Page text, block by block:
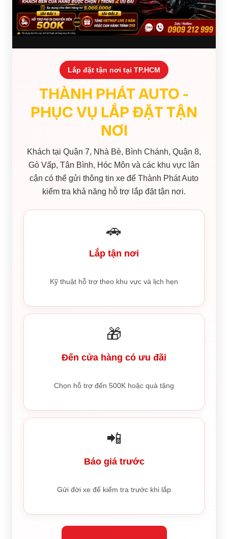
Lắp đặt tận nơi tại TP.HCM
THÀNH PHÁT AUTO -
PHỤC VỤ LẮP ĐẶT TẬN
NƠI
Khách tại Quận 7, Nhà Bè, Bình Chánh, Quận 8,
Gò Vấp, Tân Bình, Hóc Môn và các khu vực lân
cận có thể gửi thông tin xe để Thành Phát Auto
kiểm tra khả năng hỗ trợ lắp đặt tận nơi.
🚗
Lắp tận nơi
Kỹ thuật hỗ trợ theo khu vực và lịch hẹn
🎁
Đến cửa hàng có ưu đãi
Chọn hỗ trợ đến 500K hoặc quà tặng
📲
Báo giá trước
Gửi đời xe để kiểm tra trước khi lắp